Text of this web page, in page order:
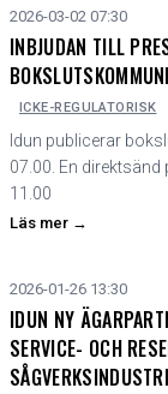
2026-03-02 07:30
INBJUDAN TILL
ICKE-REGULATORISK
Idun publicerar
07.00. En
11.00
Läs mer →
2026-01-26 13:30
IDUN NY
SERVICE- OCH